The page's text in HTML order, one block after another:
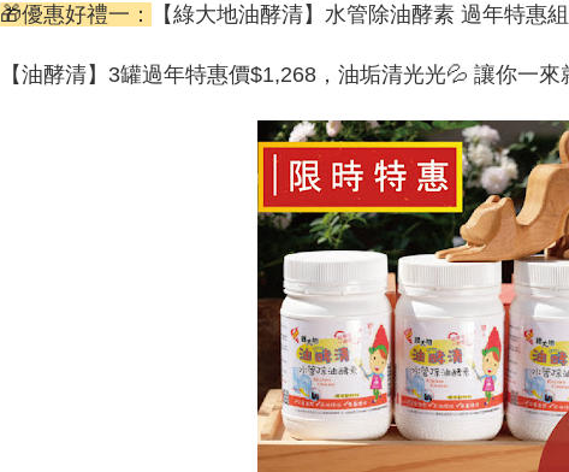
🎁優惠好禮一： 【綠大地油酵清】水管除油酵素 過年特惠組
【油酵清】3罐過年特惠價$1,268，油垢清光光💦 讓你一來